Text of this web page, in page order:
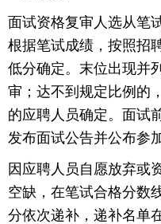
面试资格复审人选从笔
根据笔试成绩，按照招
低分确定。末位出现并
审；达不到规定比例的
的应聘人员确定。面试
发布面试公告并公布参
因应聘人员自愿放弃或
空缺，在笔试合格分数
分依次递补，递补名单